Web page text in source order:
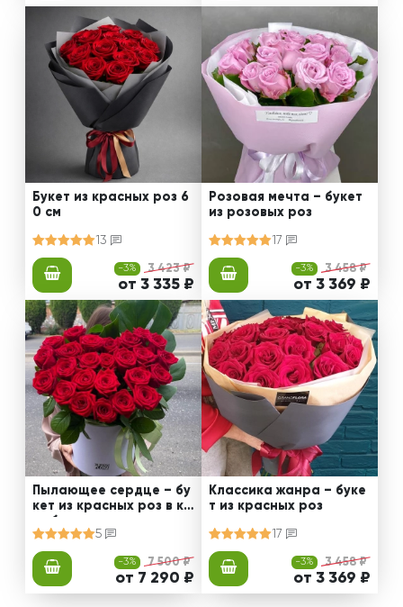
Букет из красных роз 6
0 см
13
-3% 3 423 ₽
от 3 335 ₽
Розовая мечта – букет
из розовых роз
17
-3% 3 458 ₽
от 3 369 ₽
Пылающее сердце – бу
кет из красных роз в ко
робке
5
-3% 7 500 ₽
от 7 290 ₽
Классика жанра – буке
т из красных роз
17
-3% 3 458 ₽
от 3 369 ₽